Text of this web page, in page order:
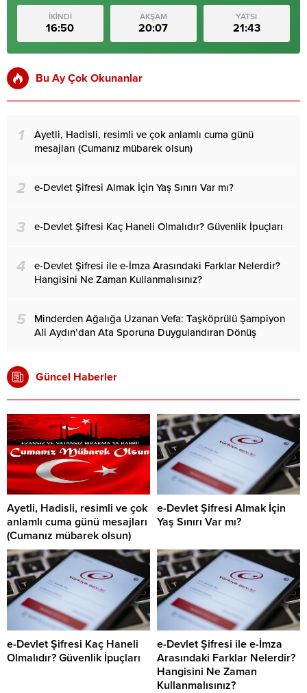
İKİNDİ
16:50
AKŞAM
20:07
YATSI
21:43
Bu Ay Çok Okunanlar
1
Ayetli, Hadisli, resimli ve çok anlamlı cuma günü
mesajları (Cumanız mübarek olsun)
2 e-Devlet Şifresi Almak İçin Yaş Sınırı Var mı?
3 e-Devlet Şifresi Kaç Haneli Olmalıdır? Güvenlik İpuçları
4
e-Devlet Şifresi ile e-İmza Arasındaki Farklar Nelerdir?
Hangisini Ne Zaman Kullanmalısınız?
5
Minderden Ağalığa Uzanan Vefa: Taşköprülü Şampiyon
Ali Aydın’dan Ata Sporuna Duygulandıran Dönüş
Güncel Haberler
Ayetli, Hadisli, resimli ve çok
anlamlı cuma günü mesajları
(Cumanız mübarek olsun)
e-Devlet Şifresi Almak İçin
Yaş Sınırı Var mı?
e-Devlet Şifresi Kaç Haneli
Olmalıdır? Güvenlik İpuçları
e-Devlet Şifresi ile e-İmza
Arasındaki Farklar Nelerdir?
Hangisini Ne Zaman
Kullanmalısınız?